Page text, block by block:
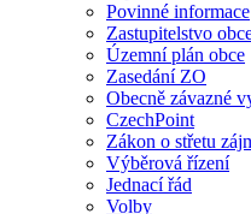
Povinné informace
Zastupitelstvo
Územní plán obce
Zasedání ZO
Obecně závazné
CzechPoint
Zákon o střetu
Výběrová řízení
Jednací řád
Volby